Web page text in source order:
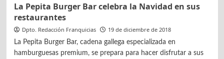
La Pepita Burger Bar celebra la Navidad en sus
restaurantes
Dpto. Redacción Franquicias 19 de diciembre de 2018
La Pepita Burger Bar, cadena gallega especializada en
hamburguesas premium, se prepara para hacer disfrutar a sus